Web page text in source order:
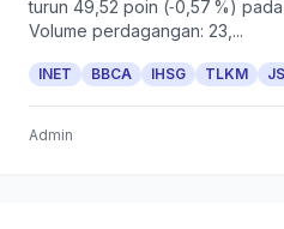
turun 49,52 poin (‑0,57 %)
Volume perdagangan: 23,...
INET BBCA IHSG TLKM
Admin